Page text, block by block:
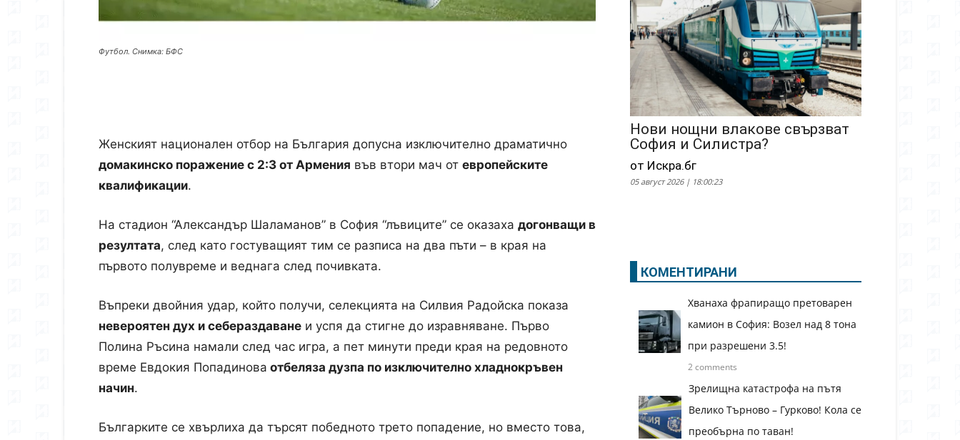
Футбол. Снимка: БФС
Женският национален отбор на България допусна изключително драматично
домакинско поражение с 2:3 от Армения във втори мач от европейските
квалификации.
На стадион “Александър Шаламанов” в София “лъвиците” се оказаха догонващи в
резултата, след като гостуващият тим се разписа на два пъти – в края на
първото полувреме и веднага след почивката.
Въпреки двойния удар, който получи, селекцията на Силвия Радойска показа
невероятен дух и себераздаване и успя да стигне до изравняване. Първо
Полина Ръсина намали след час игра, а пет минути преди края на редовното
време Евдокия Попадинова отбеляза дузпа по изключително хладнокръвен
начин.
Българките се хвърлиха да търсят победното трето попадение, но вместо това,
Нови нощни влакове свързват
София и Силистра?
от Искра.бг
05 август 2026 | 18:00:23
КОМЕНТИРАНИ
Хванаха фрапиращо претоварен
камион в София: Возел над 8 тона
при разрешени 3.5!
2 comments
Зрелищна катастрофа на пътя
Велико Търново – Гурково! Кола се
преобърна по таван!